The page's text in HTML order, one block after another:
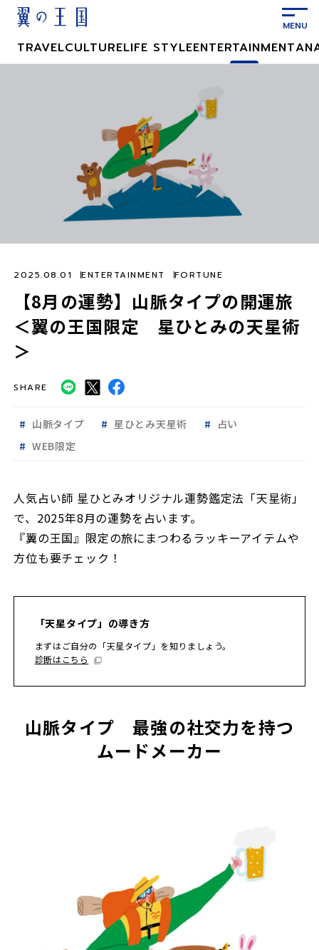
TRAVELCULTURELIFE STYLEENTERTAINMENT
【8月の運勢】山脈タイプの開運旅
＜翼の王国限定 星ひとみの天星術
＞
2025.08.01 ENTERTAINMENT FORTUNE
SHARE
山脈タイプ 星ひとみ天星術
占い
WEB限定
人気占い師 星ひとみオリジナル運勢鑑定法「天星術」
で、2025年8月の運勢を占います。
『翼の王国』限定の旅にまつわるラッキーアイテムや
方位も要チェック！
「天星タイプ」の導き方
まずはご自分の「天星タイプ」を知りましょう。
診断はこちら
山脈タイプ 最強の社交力を持つ
ムードメーカー